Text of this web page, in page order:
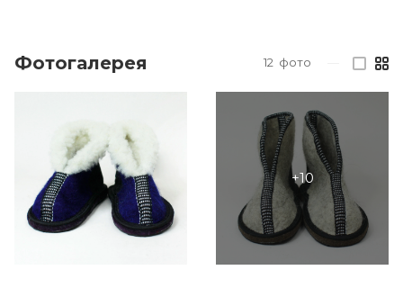
Фотогалерея 12 фото